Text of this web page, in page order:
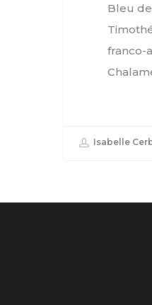
Bleu
franco-
Isabelle